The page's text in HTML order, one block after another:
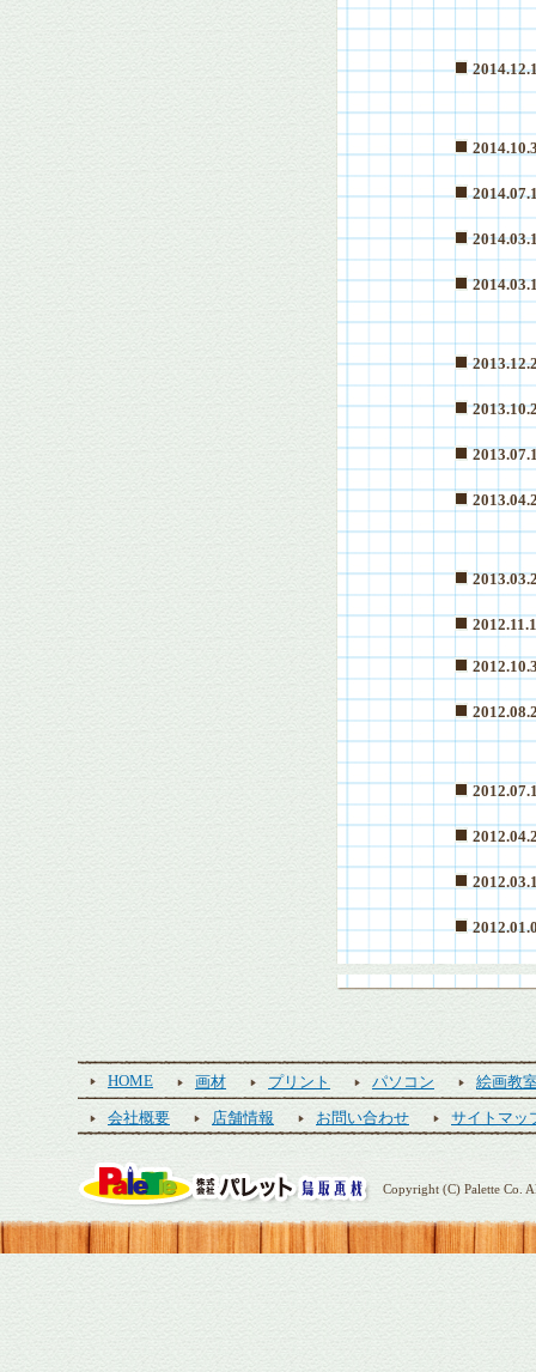
HOME 画材 プリント パソコン
絵画教
会社概要
店舗情報 お問い合わせ サイトマッ
Copyright (C) Palette Co.